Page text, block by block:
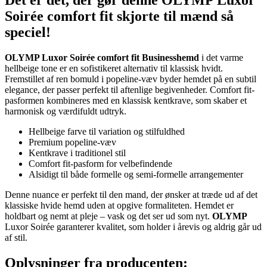
Soirée comfort fit skjorte til mænd så
speciel!
OLYMP Luxor Soirée comfort fit Businesshemd i det varme
hellbeige tone er en sofistikeret alternativ til klassisk hvidt.
Fremstillet af ren bomuld i popeline-væv byder hemdet på en subtil
elegance, der passer perfekt til aftenlige begivenheder. Comfort fit-
pasformen kombineres med en klassisk kentkrave, som skaber et
harmonisk og værdifuldt udtryk.
Hellbeige farve til variation og stilfuldhed
Premium popeline-væv
Kentkrave i traditionel stil
Comfort fit-pasform for velbefindende
Alsidigt til både formelle og semi-formelle arrangementer
Denne nuance er perfekt til den mand, der ønsker at træde ud af det
klassiske hvide hemd uden at opgive formaliteten. Hemdet er
holdbart og nemt at pleje – vask og det ser ud som nyt. OLYMP
Luxor Soirée garanterer kvalitet, som holder i årevis og aldrig går ud
af stil.
Oplysninger fra producenten: